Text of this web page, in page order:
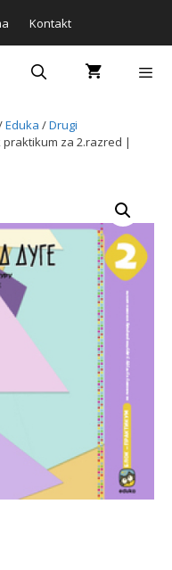
Kontakt
Eduka /Drugi
praktikum za 2.razred |